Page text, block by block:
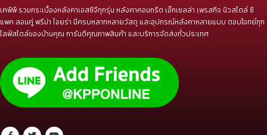
เคพีพี รวมกระเบื้องหลังคาเอสซีจีทุกรุ่น หลังคาคอนกรีต เอ็กเซลล่า เพรสทีจ นิวสไตล์ ซี
แพค ลอนคู่ พรีม่า ไอยร่า มีครบหลากหลายวัสดุ และอุปกรณ์หลังคาหลายแบบ ตอบโจทย์ทุก
ไลฟ์สไตล์ของบ้านคุณ การันตีคุณภาพสินค้า และบริการจัดส่งทั่วประเทศ